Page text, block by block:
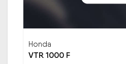
Honda
VTR 1000 F